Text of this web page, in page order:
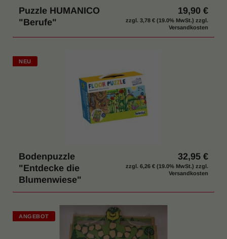
Puzzle HUMANICO
"Berufe"
19,90 €
zzgl. 3,78 € (19.0% MwSt.) zzgl.
Versandkosten
NEU
Bodenpuzzle
"Entdecke die
Blumenwiese"
32,95 €
zzgl. 6,26 € (19.0% MwSt.) zzgl.
Versandkosten
ANGEBOT